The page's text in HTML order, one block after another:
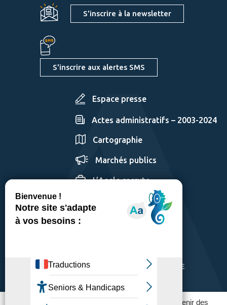
Ce site utilise des traceurs pour fonctionner et obtenir des
S'inscrire à la newsletter
S'inscrire aux alertes SMS
Espace presse
Actes administratifs – 2003-2024
Cartographie
Marchés publics
L’Agglo recrute
ACCESSIBILITÉ: PARTIELLEMENT CONFORME
POLITIQUE DE CONFIDENTIALITÉ